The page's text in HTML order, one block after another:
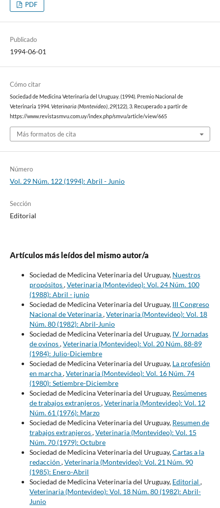
PDF
Publicado
1994-06-01
Cómo citar
Sociedad de Medicina Veterinaria del Uruguay. (1994). Premio Nacional de
Veterinaria 1994. Veterinaria (Montevideo), 29(122), 3. Recuperado a partir de
https://www.revistasmvu.com.uy/index.php/smvu/article/view/665
Más formatos de cita
Número
Vol. 29 Núm. 122 (1994): Abril - Junio
Sección
Editorial
Artículos más leídos del mismo autor/a
Sociedad de Medicina Veterinaria del Uruguay, Nuestros
propósitos,Veterinaria (Montevideo): Vol. 24 Núm. 100
(1988): Abril - junio
Sociedad de Medicina Veterinaria del Uruguay, III Congreso
Nacional de Veterinaria,Veterinaria (Montevideo): Vol. 18
Núm. 80 (1982): Abril-Junio
Sociedad de Medicina Veterinaria del Uruguay, IV Jornadas
de ovinos,Veterinaria (Montevideo): Vol. 20 Núm. 88-89
(1984): Julio-Diciembre
Sociedad de Medicina Veterinaria del Uruguay, La profesión
en marcha,Veterinaria (Montevideo): Vol. 16 Núm. 74
(1980): Setiembre-Diciembre
Sociedad de Medicina Veterinaria del Uruguay, Resúmenes
de trabajos extranjeros,Veterinaria (Montevideo): Vol. 12
Núm. 61 (1976): Marzo
Sociedad de Medicina Veterinaria del Uruguay, Resumen de
trabajos extranjeros,Veterinaria (Montevideo): Vol. 15
Núm. 70 (1979): Octubre
Sociedad de Medicina Veterinaria del Uruguay,Cartas a la
redacción ,Veterinaria (Montevideo): Vol. 21 Núm. 90
(1985): Enero-Abril
Sociedad de Medicina Veterinaria del Uruguay, Editorial ,
Veterinaria (Montevideo): Vol. 18 Núm. 80 (1982): Abril-
Junio